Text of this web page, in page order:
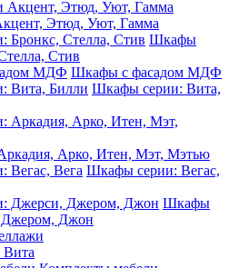
Этюд, Уют, Гамма
Шкафы
Стив
Шкафы с фасадом МДФ
Шкафы серии: Вита,
Арко, Итен, Мэт, Мэтью
Шкафы серии: Вегас,
Шкафы
Джером, Джон
Вита